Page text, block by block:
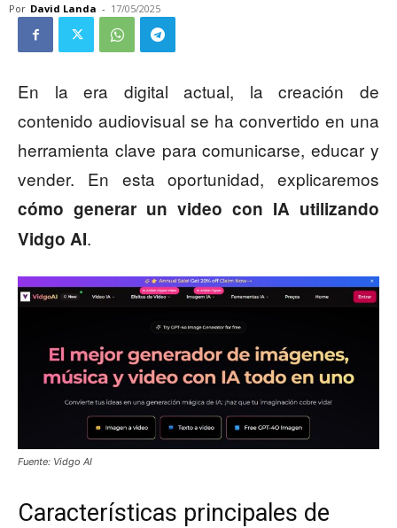
Por David Landa - 17/05/2025
En la era digital actual, la creación de
contenido audiovisual se ha convertido en una
herramienta clave para comunicarse, educar y
vender. En esta oportunidad, explicaremos
cómo generar un video con IA utilizando
Vidgo AI.
Fuente: Vidgo AI
Características principales de